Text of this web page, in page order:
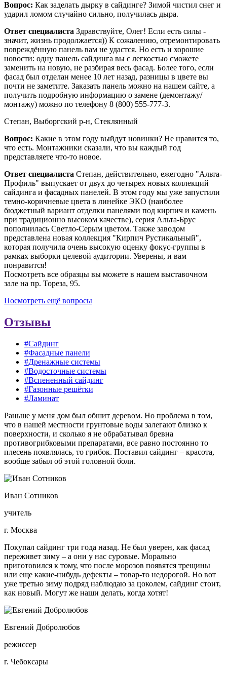
Вопрос: Как заделать дырку в сайдинге? Зимой чистил снег и
ударил ломом случайно сильно, получилась дыра.
Ответ специалиста Здравствуйте, Олег! Если есть силы -
значит, жизнь продолжается)) К сожалению, отремонтировать
повреждённую панель вам не удастся. Но есть и хорошие
новости: одну панель сайдинга вы с легкостью сможете
заменить на новую, не разбирая весь фасад. Более того, если
фасад был отделан менее 10 лет назад, разницы в цвете вы
почти не заметите. Заказать панель можно на нашем сайте, а
получить подробную информацию о замене (демонтажу/
монтажу) можно по телефону 8 (800) 555-777-3.
Степан, Выборгский р-н, Стеклянный
Вопрос: Какие в этом году выйдут новинки? Не нравится то,
что есть. Монтажники сказали, что вы каждый год
представляете что-то новое.
Ответ специалиста Степан, действительно, ежегодно "Альта-
Профиль" выпускает от двух до четырех новых коллекций
сайдинга и фасадных панелей. В этом году мы уже запустили
темно-коричневые цвета в линейке ЭКО (наиболее
бюджетный вариант отделки панелями под кирпич и камень
при традиционно высоком качестве), серия Альта-Брус
пополнилась Светло-Серым цветом. Также заводом
представлена новая коллекция "Кирпич Рустикальный",
которая получила очень высокую оценку фокус-группы в
рамках выборки целевой аудитории. Уверены, и вам
понравится!
Посмотреть все образцы вы можете в нашем выставочном
зале на пр. Тореза, 95.
Посмотреть ещё вопросы
Отзывы
#Сайдинг
#Фасадные панели
#Дренажные системы
#Водосточные системы
#Вспененный сайдинг
#Газонные решётки
#Ламинат
Раньше у меня дом был обшит деревом. Но проблема в том,
что в нашей местности грунтовые воды залегают близко к
поверхности, и сколько я не обрабатывал бревна
противогрибковыми препаратами, все равно постоянно то
плесень появлялась, то грибок. Поставил сайдинг – красота,
вообще забыл об этой головной боли.
Иван Сотников
учитель
г. Москва
Покупал сайдинг три года назад. Не был уверен, как фасад
переживет зиму – а они у нас суровые. Морально
приготовился к тому, что после морозов появятся трещины
или еще какие-нибудь дефекты – товар-то недорогой. Но вот
уже третью зиму подряд наблюдаю за цоколем, сайдинг стоит,
как новый. Могут же наши делать, когда хотят!
Евгений Добролюбов
режиссер
г. Чебоксары